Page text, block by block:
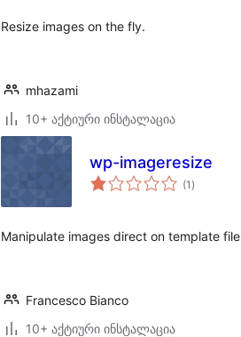
Resize images on the fly.
mhazami
10+ აქტიური ინსტალაცია
wp-imageresize
(1 საერთო
რეიტინგი
)
Manipulate images direct on template file
Francesco Bianco
10+ აქტიური ინსტალაცია